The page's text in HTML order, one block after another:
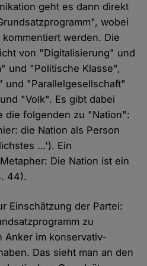
geht es dann direkt
wobei
werden. Die
von "Digitalisierung" und
und "Politische Klasse",
und "Parallelgesellschaft"
"Volk". Es gibt dabei
die folgenden zu "Nation":
die Nation als Person
…'). Ein
Die Nation ist ein
44).
Einschätzung der Partei:
zu
Anker im konservativ-
Das sieht man an den